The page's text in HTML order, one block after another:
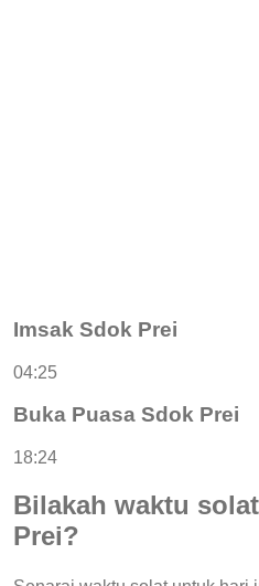
Imsak Sdok Prei
04:25
Buka Puasa Sdok Prei
18:24
Bilakah waktu
Prei?